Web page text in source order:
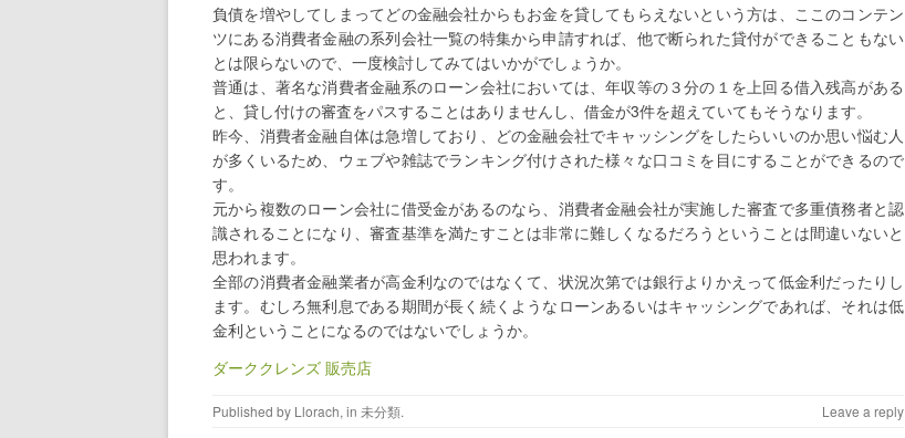
負債を増やしてしまってどの金融会社からもお金を貸してもらえないという方は、ここのコンテン
ツにある消費者金融の系列会社一覧の特集から申請すれば、他で断られた貸付ができることもない
とは限らないので、一度検討してみてはいかがでしょうか。
普通は、著名な消費者金融系のローン会社においては、年収等の３分の１を上回る借入残高がある
と、貸し付けの審査をパスすることはありませんし、借金が3件を超えていてもそうなります。
昨今、消費者金融自体は急増しており、どの金融会社でキャッシングをしたらいいのか思い悩む人
が多くいるため、ウェブや雑誌でランキング付けされた様々な口コミを目にすることができるので
す。
元から複数のローン会社に借受金があるのなら、消費者金融会社が実施した審査で多重債務者と認
識されることになり、審査基準を満たすことは非常に難しくなるだろうということは間違いないと
思われます。
全部の消費者金融業者が高金利なのではなくて、状況次第では銀行よりかえって低金利だったりし
ます。むしろ無利息である期間が長く続くようなローンあるいはキャッシングであれば、それは低
金利ということになるのではないでしょうか。
ダーククレンズ 販売店
Published by Llorach, in 未分類. Leave a reply